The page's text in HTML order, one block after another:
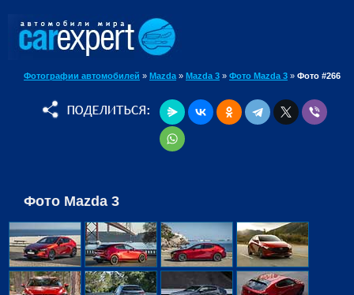
Фотографии автомобилей » Mazda » Mazda 3 » Фото Mazda 3 » Фото #266
Фото Mazda 3